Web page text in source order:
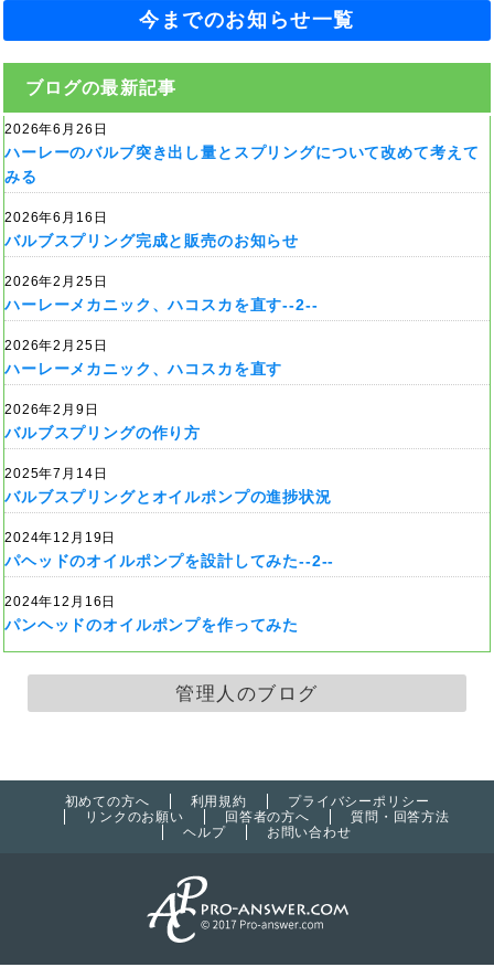
今までのお知らせ一覧
ブログの最新記事
2026年6月26日
ハーレーのバルブ突き出し量とスプリングについて改めて考えて
みる
2026年6月16日
バルブスプリング完成と販売のお知らせ
2026年2月25日
ハーレーメカニック、ハコスカを直す--2--
2026年2月25日
ハーレーメカニック、ハコスカを直す
2026年2月9日
バルブスプリングの作り方
2025年7月14日
バルブスプリングとオイルポンプの進捗状況
2024年12月19日
パヘッドのオイルポンプを設計してみた--2--
2024年12月16日
パンヘッドのオイルポンプを作ってみた
管理人のブログ
初めての方へ 利用規約
プライバシーポリシー
リンクのお願い
回答者の方へ
質問・回答方法
ヘルプ
お問い合わせ